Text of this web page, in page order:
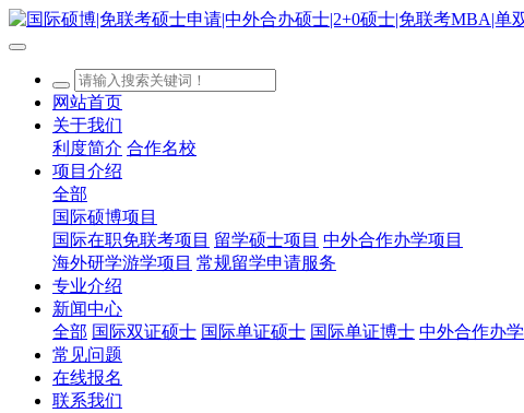
网站首页
关于我们
利度简介 合作名校
项目介绍
全部
国际硕博项目
国际在职免联考项目 留学硕士项目 中外合作办学项目
海外研学游学项目 常规留学申请服务
专业介绍
新闻中心
全部 国际双证硕士 国际单证硕士 国际单证博士 中外合作办学
常见问题
在线报名
联系我们